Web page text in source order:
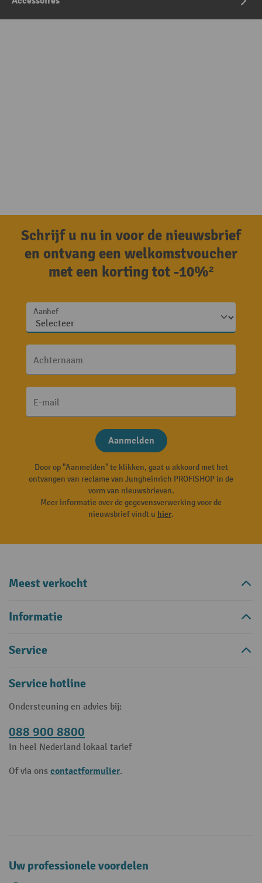
Schrijf u nu in voor de nieuwsbrief
en ontvang een welkomstvoucher
met een korting tot -10%²
Aanhef
Achternaam
E-mail
Aanmelden
Door op "Aanmelden" te klikken, gaat u akkoord met het
ontvangen van reclame van Jungheinrich PROFISHOP in de
vorm van nieuwsbrieven.
Meer informatie over de gegevensverwerking voor de
nieuwsbrief vindt u hier.
Meest verkocht
Informatie
Service
Service hotline
Ondersteuning en advies bij:
088 900 8800
In heel Nederland lokaal tarief
Of via ons contactformulier.
Uw professionele voordelen